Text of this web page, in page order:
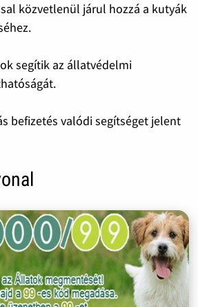
közvetlenül járul hozzá a kutyák
segítik az állatvédelmi
befizetés valódi segítséget jelent